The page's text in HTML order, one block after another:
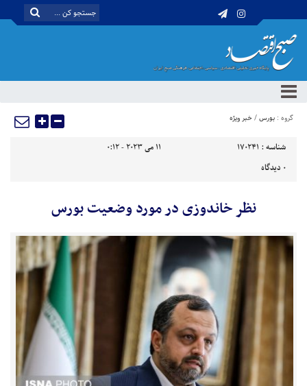
گروه : بورس/خبر ویژه
شناسه : 170241
11 می 2023 - 0:12
0 دیدگاه
نظر خاندوزی در مورد وضعیت بورس